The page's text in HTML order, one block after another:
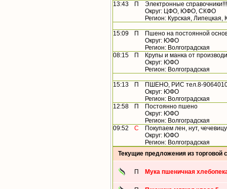
13:43 П Электронные
Округ: ЦФО, ЮФО, СКФО
Регион: Курская, Липецкая,
15:09 П
Пшено на постоянной
Округ: ЮФО
Регион: Волгоградская
08:15
П
Крупы и манка от
Округ: ЮФО
Регион: Волгоградская
15:13 П
ПШЕНО, РИС тел.8-
Округ: ЮФО
Регион: Волгоградская
12:58
П
Постоянно пшено
Округ: ЮФО
Регион: Волгоградская
09:52
С
Покупаем лен, нут,
Округ: ЮФО
Регион: Волгоградская
Текущие предложения из торговой
П Мука пшеничная